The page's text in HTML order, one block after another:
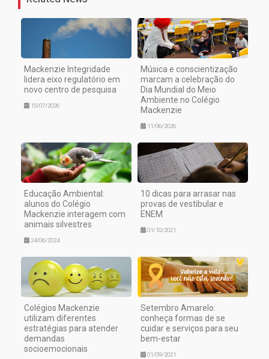
Mackenzie Integridade
lidera eixo regulatório em
novo centro de pesquisa
15/07/2026
Música e conscientização
marcam a celebração do
Dia Mundial do Meio
Ambiente no Colégio
Mackenzie
11/06/2026
Educação Ambiental:
alunos do Colégio
Mackenzie interagem com
animais silvestres
24/06/2024
10 dicas para arrasar nas
provas de vestibular e
ENEM
01/10/2021
Colégios Mackenzie
utilizam diferentes
estratégias para atender
demandas
socioemocionais
Setembro Amarelo:
conheça formas de se
cuidar e serviços para seu
bem-estar
01/09/2021